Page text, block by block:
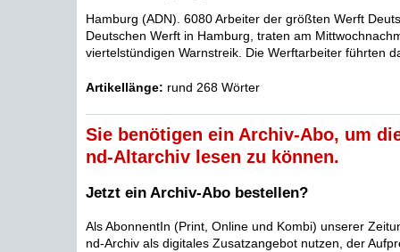
Hamburg (ADN). 6080 Arbeiter der größten Werft
Deutschen Werft in Hamburg, traten am
viertelstündigen Warnstreik. Die Werftarbeiter führten
Artikellänge: rund 268 Wörter
Sie benötigen ein Archiv-Abo, um
nd-Altarchiv lesen zu können.
Jetzt ein Archiv-Abo bestellen?
Als AbonnentIn (Print, Online und Kombi) unserer
nd-Archiv als digitales Zusatzangebot nutzen, der